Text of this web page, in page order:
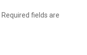
Required fields are